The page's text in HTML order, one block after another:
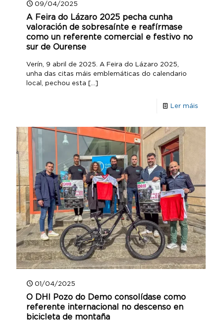
09/04/2025
A Feira do Lázaro 2025 pecha cunha
valoración de sobresaínte e reafírmase
como un referente comercial e festivo no
sur de Ourense
Verín, 9 abril de 2025. A Feira do Lázaro 2025,
unha das citas máis emblemáticas do calendario
local, pechou esta […]
Ler máis
01/04/2025
O DHI Pozo do Demo consolídase como
referente internacional no descenso en
bicicleta de montaña